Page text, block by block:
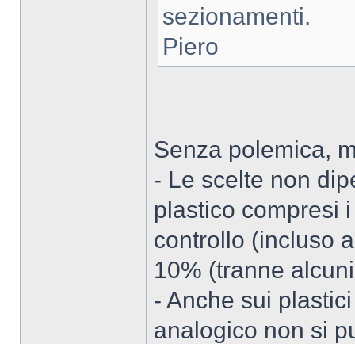
sezionamenti.
Piero
Senza polemica,
- Le scelte non
plastico compresi
controllo (incluso
10% (tranne
- Anche sui
analogico non si